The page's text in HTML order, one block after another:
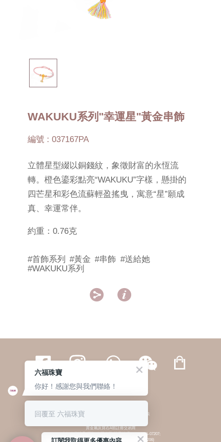
WAKUKU系列"幸運星"黃金串飾
編號 : 037167PA
立體星型綴以銅錢紋，象徵財富的永恆流
轉。橙色鎏彩點亮“WAKUKU”字樣，懸掛的
四芒星和彩色流蘇輕盈搖曳，寓意“星”願成
真、幸運常伴。
約重：0.76克
#首飾系列 #黃金 #串飾 #送給她
#WAKUKU系列
 
繁體 | 簡体
© 六福集團 版權所有 不得轉載 私隱政策
貴金屬及寶石A類註冊交易商
(六福企業禮品(國際)有限公司-註冊號碼:A-B-24-05-07207;
六福電子商貿有限公司-註冊號碼:A-B-24-05-07206)
六福珠寶
你好！感謝您與我們聯絡！
回覆至 六福珠寶